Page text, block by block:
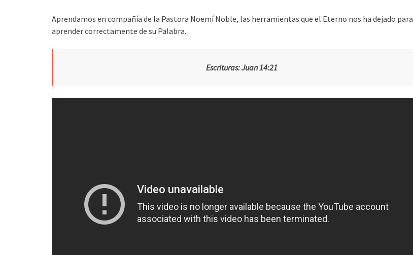
Aprendamos en compañía de la Pastora Noemí Noble, las herramientas que el Eterno nos ha dejado para
aprender correctamente de su Palabra.
Escrituras: Juan 14:21